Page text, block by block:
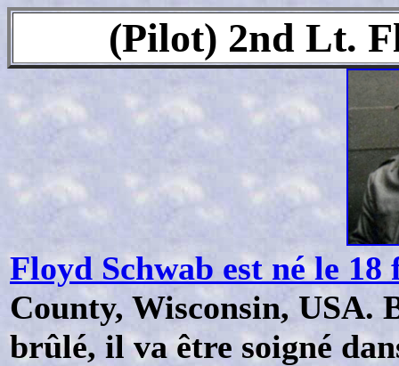
(Pilot) 2nd Lt.
Floyd Schwab est né le 18
County, Wisconsin, USA.
brûlé, il va être soigné